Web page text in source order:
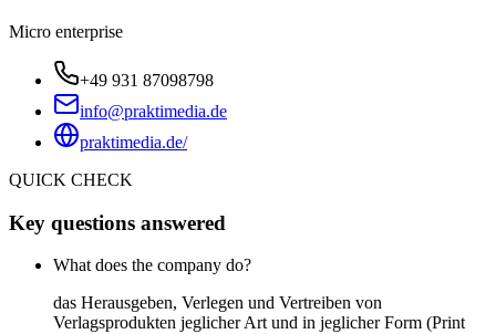
Micro enterprise
+49 931 87098798
info@praktimedia.de
praktimedia.de/
QUICK CHECK
Key questions answered
What does the company do?
das Herausgeben, Verlegen und Vertreiben von
Verlagsprodukten jeglicher Art und in jeglicher Form (Print